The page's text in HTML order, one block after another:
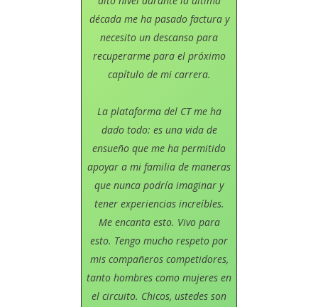
década me ha pasado factura y
necesito un descanso para
recuperarme para el próximo
capítulo de mi carrera.
La plataforma del CT me ha
dado todo: es una vida de
ensueño que me ha permitido
apoyar a mi familia de maneras
que nunca podría imaginar y
tener experiencias increíbles.
Me encanta esto. Vivo para
esto. Tengo mucho respeto por
mis compañeros competidores,
tanto hombres como mujeres en
el circuito. Chicos, ustedes son